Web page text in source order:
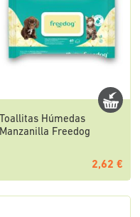
Toallitas Húmedas
Manzanilla Freedog
2,62 €